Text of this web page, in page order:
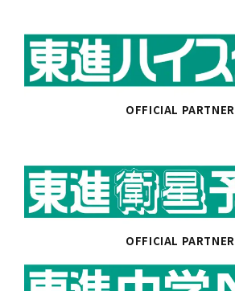
OFFICIAL PARTNER
OFFICIAL PARTNER